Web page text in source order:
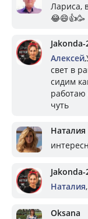
Лариса,
😂😄👍🥳
Алексей
свет в
сидим
работаю
чуть
Наталия
Наталия
Oksana